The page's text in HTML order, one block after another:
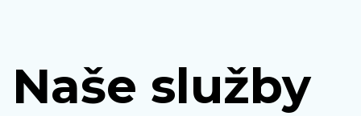
Naše služby